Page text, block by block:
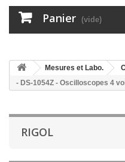
Panier (vide)
Mesures et Labo.
- DS-1054Z - Oscilloscopes 4
RIGOL